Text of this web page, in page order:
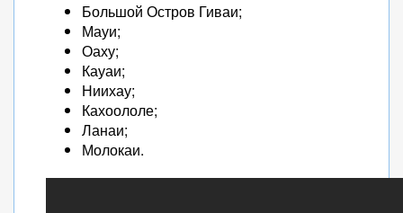
Большой Остров Гиваи;
Мауи;
Оаху;
Кауаи;
Ниихау;
Кахоололе;
Ланаи;
Молокаи.